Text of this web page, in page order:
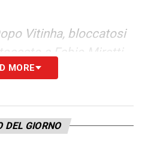
Vitinha, bloccatosi
a Fabio Miretti
è stato un fatto più
subito un semplice
Miretti, che
MORE
DEL GIORNO